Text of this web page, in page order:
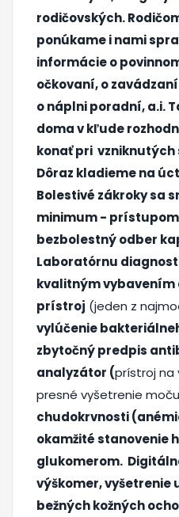
rodičovských.
ponúkame i nami
informácie o
očkovaní, o
o náplni poradní, a.i.
doma v kľude
konať pri
Dôraz kladieme na
Bolestivé zákroky sa
minimum -
bezbolestný odber
Laboratórnu
kvalitným vybavením
prístroj (jeden z
vylúčenie
zbytočný predpis
analyzátor (prístroj na
presné vyšetrenie moču
chudokrvnosti
okamžité stanovenie
glukomerom.
výškomer, vyšetrenie
bežných kožných